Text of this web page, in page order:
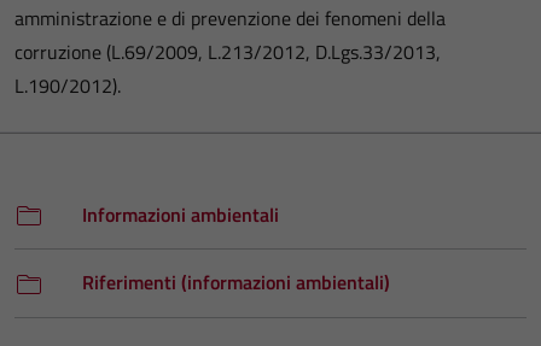
amministrazione e di prevenzione dei fenomeni della
corruzione (L.69/2009, L.213/2012, D.Lgs.33/2013,
L.190/2012).
Informazioni ambientali
Riferimenti (informazioni ambientali)